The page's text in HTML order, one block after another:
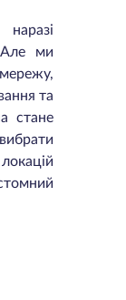
Але ми
та
стане